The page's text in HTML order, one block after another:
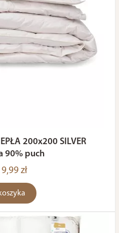
200x200 SILVER
90% puch
zł